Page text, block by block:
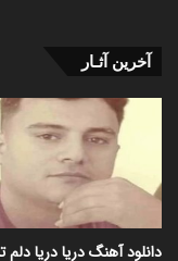
آخرین آثـار
دانلود آهنگ دریا دریا دلم